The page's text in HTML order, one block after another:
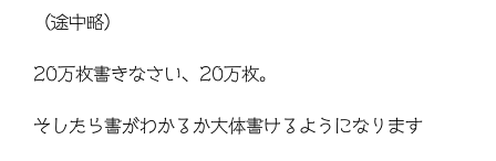
（途中略）
20万枚書きなさい、20万枚。
そしたら書がわかるか大体書けるようになります